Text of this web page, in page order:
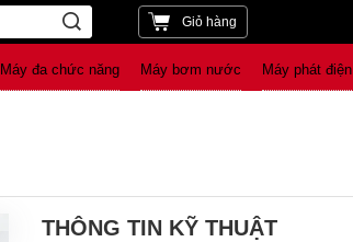
Giỏ hàng
Máy đa chức năng Máy bơm nước Máy phát điện
THÔNG TIN KỸ THUẬT